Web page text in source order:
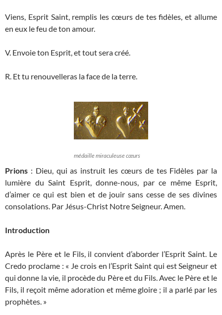
Viens, Esprit Saint, remplis les cœurs de tes fidèles, et allume
en eux le feu de ton amour.
V. Envoie ton Esprit, et tout sera créé.
R. Et tu renouvelleras la face de la terre.
médaille miraculeuse cœurs
Prions : Dieu, qui as instruit les cœurs de tes Fidèles par la
lumière du Saint Esprit, donne-nous, par ce même Esprit,
d’aimer ce qui est bien et de jouir sans cesse de ses divines
consolations. Par Jésus-Christ Notre Seigneur. Amen.
Introduction
Après le Père et le Fils, il convient d’aborder l’Esprit Saint. Le
Credo proclame : « Je crois en l’Esprit Saint qui est Seigneur et
qui donne la vie, il procède du Père et du Fils. Avec le Père et le
Fils, il reçoit même adoration et même gloire ; il a parlé par les
prophètes. »